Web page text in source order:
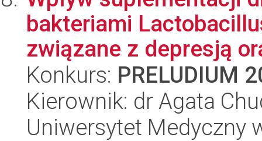
bakteriami
związane z depresją
Konkurs: PRELUDIUM
Kierownik: dr Agata
Uniwersytet Medyczny